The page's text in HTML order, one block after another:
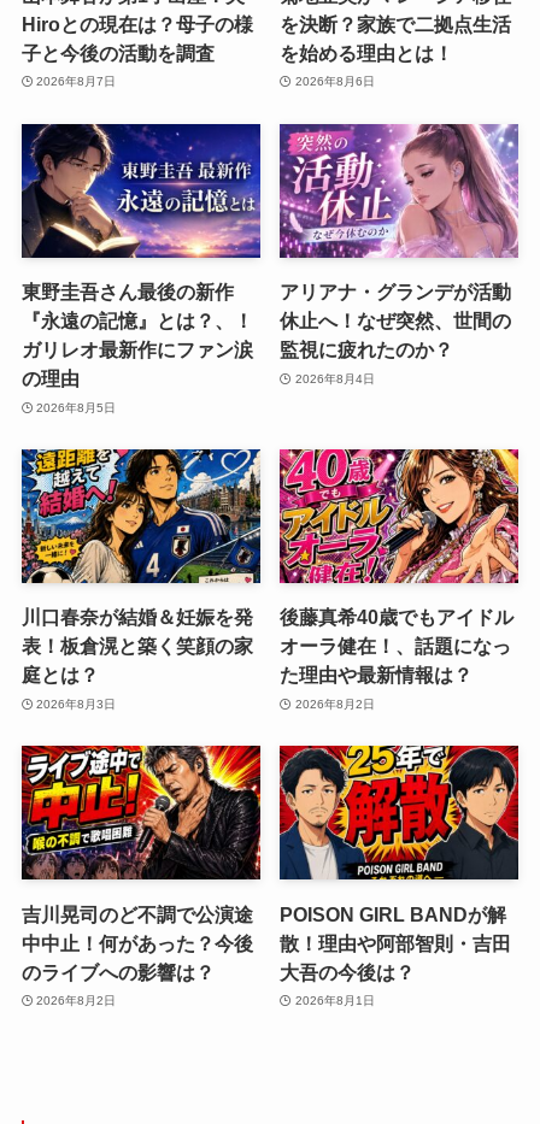
Hiroとの現在は？母子の様
子と今後の活動を調査
2026年8月7日
を決断？家族で二拠点生活
を始める理由とは！
2026年8月6日
東野圭吾さん最後の新作
『永遠の記憶』とは？、！
ガリレオ最新作にファン涙
の理由
2026年8月5日
アリアナ・グランデが活動
休止へ！なぜ突然、世間の
監視に疲れたのか？
2026年8月4日
川口春奈が結婚＆妊娠を発
表！板倉滉と築く笑顔の家
庭とは？
2026年8月3日
後藤真希40歳でもアイドル
オーラ健在！、話題になっ
た理由や最新情報は？
2026年8月2日
吉川晃司のど不調で公演途
中中止！何があった？今後
のライブへの影響は？
2026年8月2日
POISON GIRL BANDが解
散！理由や阿部智則・吉田
大吾の今後は？
2026年8月1日